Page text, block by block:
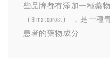
些品牌都有添加一種藥
（Bimatoprost） ，是一
患者的藥物成分